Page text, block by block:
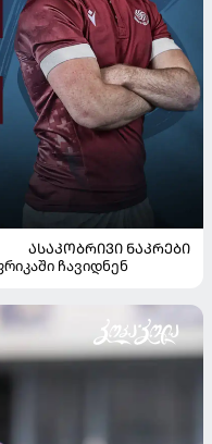
ᲐᲡᲐᲙᲝᲑᲠᲘᲕᲘ ᲜᲐᲙᲠᲔᲑᲘ
ჩავიდნენ